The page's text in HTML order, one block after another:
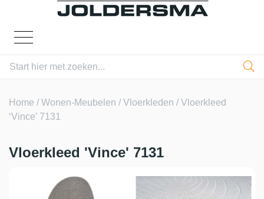
Home /Wonen-Meubelen /Vloerkleden / Vloerkleed
‘Vince’ 7131
Vloerkleed 'Vince' 7131